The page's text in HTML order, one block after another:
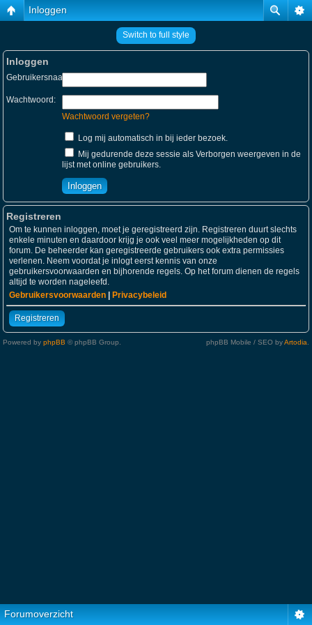
Inloggen
Switch to full style
Inloggen
Gebruikersnaam:
Wachtwoord:
Wachtwoord vergeten?
Log mij automatisch in bij ieder bezoek.
Mij gedurende deze sessie als Verborgen weergeven in de
lijst met online gebruikers.
Registreren
Om te kunnen inloggen, moet je geregistreerd zijn. Registreren duurt slechts
enkele minuten en daardoor krijg je ook veel meer mogelijkheden op dit
forum. De beheerder kan geregistreerde gebruikers ook extra permissies
verlenen. Neem voordat je inlogt eerst kennis van onze
gebruikersvoorwaarden en bijhorende regels. Op het forum dienen de regels
altijd te worden nageleefd.
Gebruikersvoorwaarden
Privacybeleid
Registreren
Powered by phpBB © phpBB Group. phpBB Mobile / SEO byArtodia
Forumoverzicht